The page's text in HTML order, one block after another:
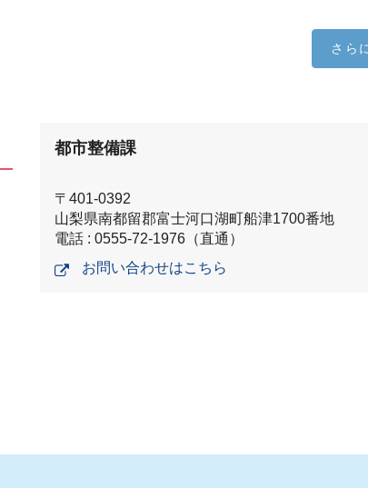
さら
都市整備課
〒401-0392
山梨県南都留郡富士河口湖町船津1700番地
電話 : 0555-72-1976（直通）
お問い合わせはこちら